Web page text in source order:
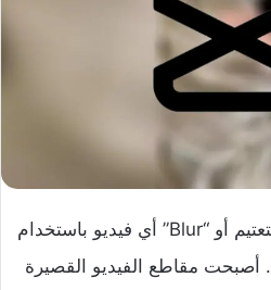
تعّرف على أفضل الطرق لتعتيم أو “Blur” أي فيديو باستخدام
تطبيق CapCut في 2023. أصبحت مقاطع الفيديو القصيرة